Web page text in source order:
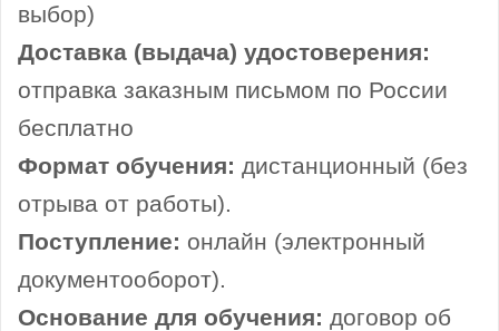
выбор)
Доставка (выдача) удостоверения:
отправка заказным письмом по России
бесплатно
Формат обучения: дистанционный (без
отрыва от работы).
Поступление: онлайн (электронный
документооборот).
Основание для обучения: договор об